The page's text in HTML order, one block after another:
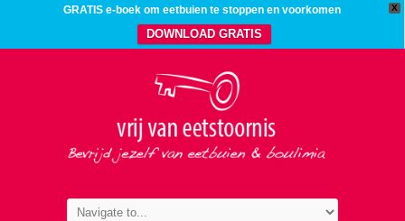
X
GRATIS e-boek om eetbuien te stoppen en voorkomen
DOWNLOAD GRATIS